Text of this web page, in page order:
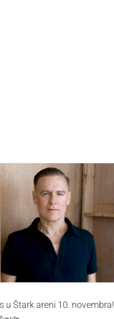
u Štark areni 10. novembra!
Zvezde
u Štark areni 10. novembra!